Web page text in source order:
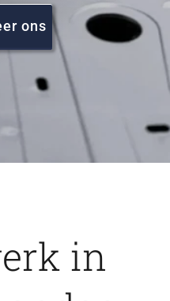
ons
in